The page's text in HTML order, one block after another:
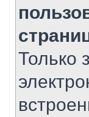
Только